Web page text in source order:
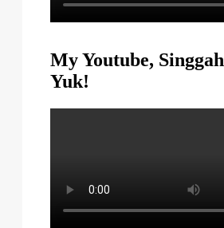
My Youtube, Singgah
Yuk!